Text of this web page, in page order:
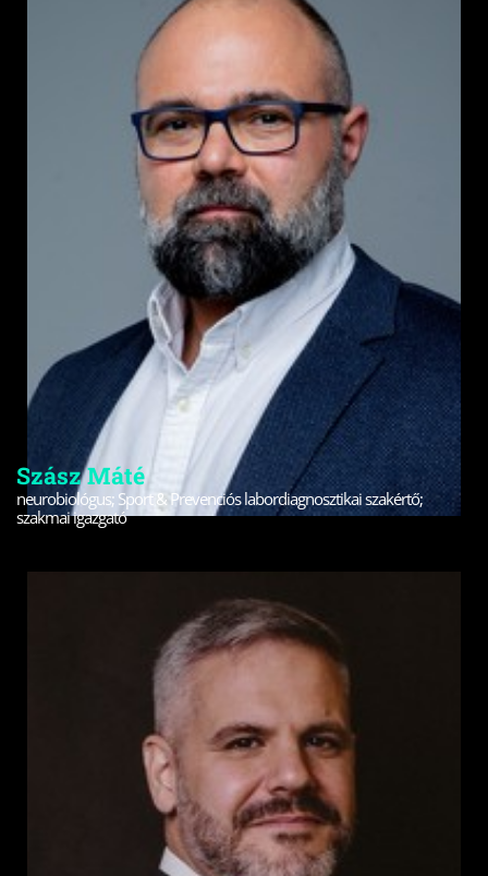
Szász Máté
neurobiológus; Sport & Prevenciós labordiagnosztikai szakértő;
szakmai igazgató